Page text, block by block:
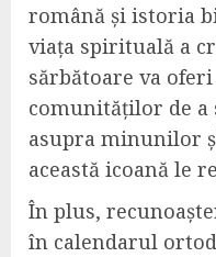
română și istoria
viața spirituală a
sărbătoare va
comunităților de a
asupra minunilor
această icoană le
În plus,
în calendarul